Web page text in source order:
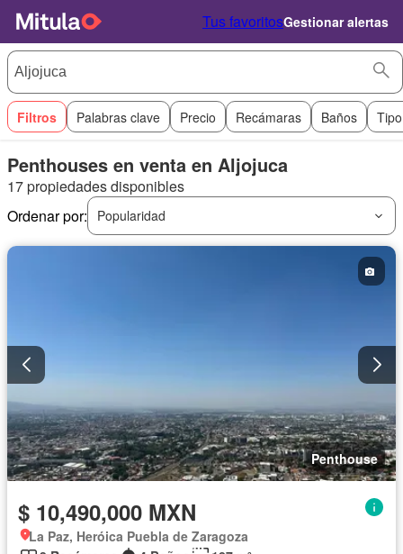
Tus favoritosGestionar alertas
Filtros Palabras clave Precio Recámaras Baños
Penthouses en venta en Aljojuca
17 propiedades disponibles
Ordenar por:
Popularidad
Penthouse
$ 10,490,000 MXN
La Paz, Heróica Puebla de Zaragoza